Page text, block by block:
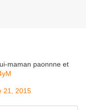
maman paonnne et
21, 2015